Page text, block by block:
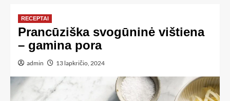
RECEPTAI
Prancūziška svogūninė vištiena
– gamina pora
admin 13 lapkričio, 2024